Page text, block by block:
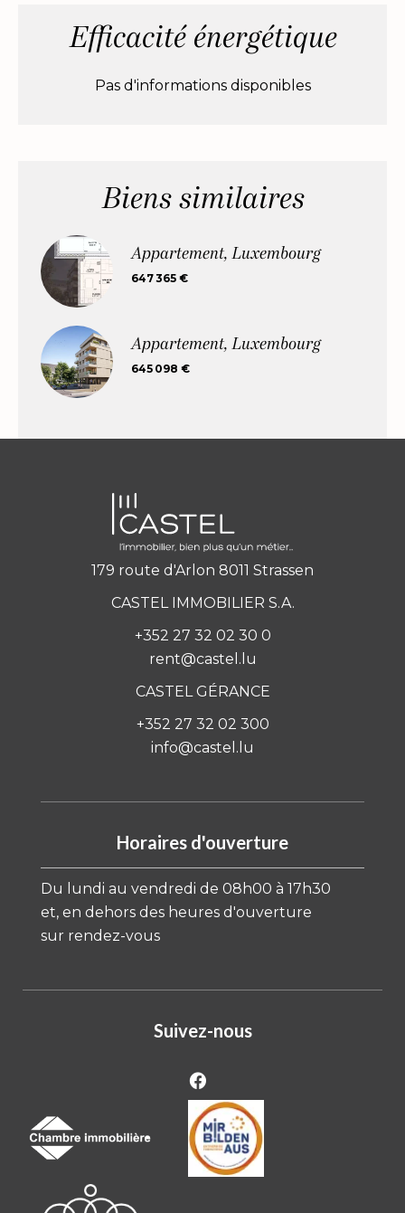
Efficacité énergétique
Pas d'informations disponibles
Biens similaires
Appartement, Luxembourg
647 365 €
Appartement, Luxembourg
645 098 €
179 route d'Arlon 8011 Strassen
CASTEL IMMOBILIER S.A.
+352 27 32 02 30 0
rent@castel.lu
CASTEL GÉRANCE
+352 27 32 02 300
info@castel.lu
Horaires d'ouverture
Du lundi au vendredi de 08h00 à 17h30
et, en dehors des heures d'ouverture
sur rendez-vous
Suivez-nous